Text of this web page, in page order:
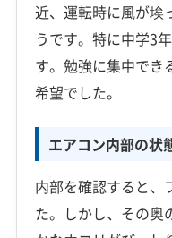
近、運転時に風が埃
うです。特に中学3
す。勉強に集中でき
希望でした。
エアコン内部の状
内部を確認すると、
た。しかし、その奥